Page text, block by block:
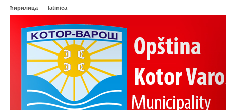
ћирилица latinica